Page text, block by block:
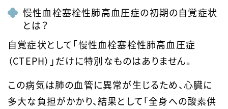
慢性血栓塞栓性肺高血圧症の初期の自覚症状
とは？
自覚症状として「慢性血栓塞栓性肺高血圧症
（CTEPH）」だけに特別なものはありません。
この病気は肺の血管に異常が生じるため、心臓に
多大な負担がかかり、結果として「全身への酸素供